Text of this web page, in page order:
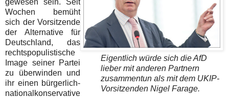
Eigentlich würde sich die AfD
lieber mit anderen Partnern
zusammentun als mit dem UKIP-
Vorsitzenden Nigel Farage.
Wochen bemüht
sich der Vorsitzende
der Alternative für
Deutschland, das
rechtspopulistische
Image seiner Partei
zu überwinden und
ihr einen bürgerlich-
nationalkonservative